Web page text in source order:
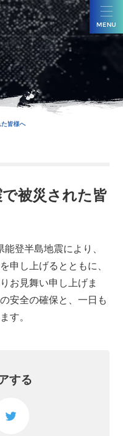
MENU
た皆様へ
被災された皆
登半島地震により、
申し上げるとともに、
お見舞い申し上げま
安全の確保と、一日も
す。
する